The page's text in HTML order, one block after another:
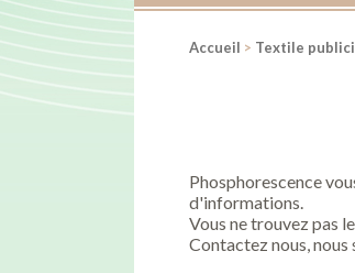
ACCUEIL
Accueil > Textile
Phosphorescence
d'informations.
Vous ne trouvez pas
Contactez nous,